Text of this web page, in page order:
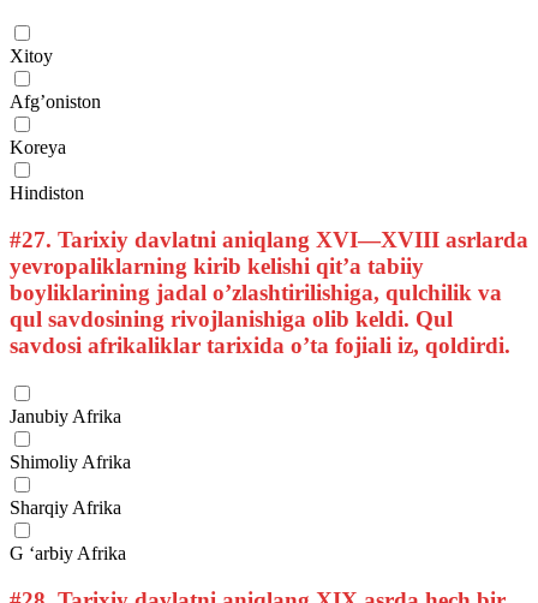
Xitoy
Afg’oniston
Koreya
Hindiston
#27. Tarixiy davlatni aniqlang XVI—XVIII asrlarda
yevropaliklarning kirib kelishi qit’a tabiiy
boyliklarining jadal o’zlashtirilishiga, qulchilik va
qul savdosining rivojlanishiga olib keldi. Qul
savdosi afrikaliklar tarixida o’ta fojiali iz, qoldirdi.
Janubiy Afrika
Shimoliy Afrika
Sharqiy Afrika
G ‘arbiy Afrika